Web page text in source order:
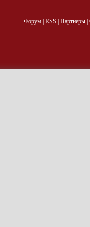
Форум| RSS Партнеры|